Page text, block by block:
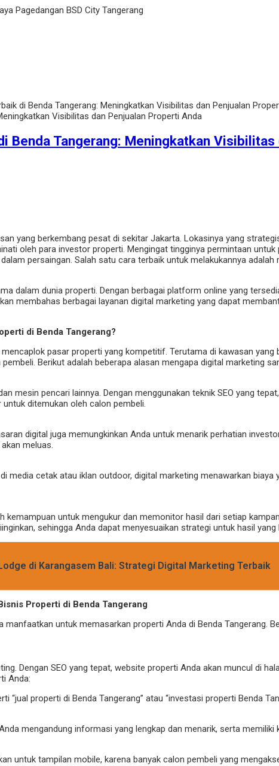
Pagedangan BSD City Tangerang
di Benda Tangerang: Meningkatkan Visibilitas dan Penjualan
Tangerang: Meningkatkan
yang berkembang pesat di sekitar Jakarta. Lokasinya yang
oleh para investor properti. Mengingat tingginya permintaan
persaingan. Salah satu cara terbaik untuk melakukannya adalah
dalam dunia properti. Dengan berbagai platform online yang
membahas berbagai layanan digital marketing yang dapat
di Benda Tangerang?
pasar properti yang kompetitif. Terutama di kawasan
Berikut adalah beberapa alasan mengapa digital marketing
mesin pencari lainnya. Dengan menggunakan teknik SEO yang
ditemukan oleh calon pembeli.
digital juga memungkinkan Anda untuk menarik perhatian
meluas.
media cetak atau iklan outdoor, digital marketing menawarkan
kemampuan untuk mengukur dan memonitor hasil dari setiap
sehingga Anda dapat menyesuaikan strategi untuk hasil yang
di Karangasem Bali: Strategi Digital Marketing Terbaik
Properti di Benda Tangerang
untuk memasarkan properti Anda di Benda Tangerang.
Dengan SEO yang tepat, website properti Anda akan muncul di
Anda:
“jual properti di Benda Tangerang” atau “investasi properti Benda
mengandung informasi yang lengkap dan menarik, serta
untuk tampilan mobile, karena banyak calon pembeli yang